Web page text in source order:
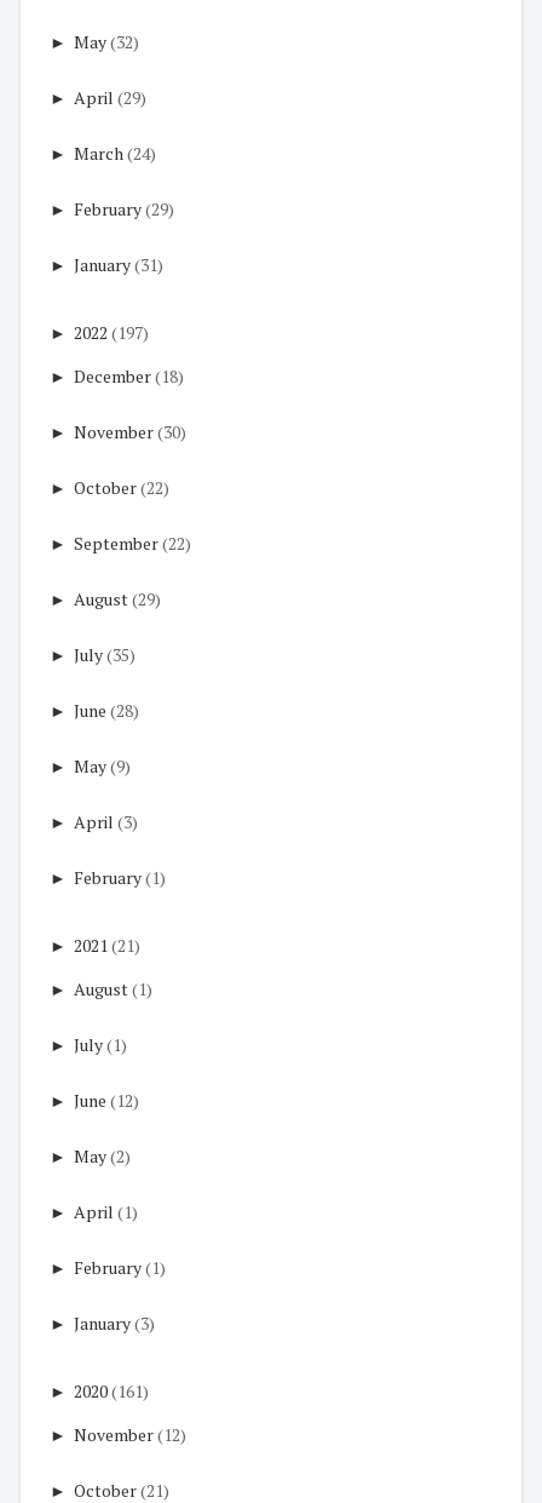
► May(32)
► April (29)
► March (24)
► February(29)
► January(31)
► 2022 (197)
► December(18)
► November(30)
► October(22)
► September(22)
► August(29)
► July(35)
► June (28)
► May(9)
► April (3)
► February(1)
► 2021(21)
► August(1)
► July(1)
► June (12)
► May(2)
► April (1)
► February(1)
► January(3)
► 2020(161)
► November(12)
► October(21)